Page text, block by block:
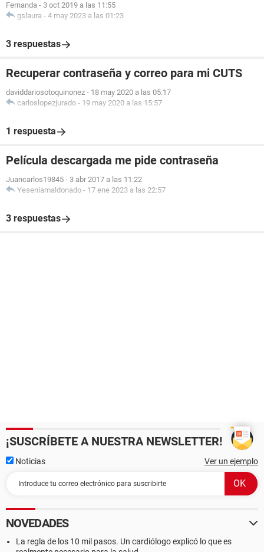
Fernanda - 3 oct 2019 a las 11:55
gslaura - 4 may 2023 a las 01:23
3 respuestas
Recuperar contraseña y correo para mi CUTS
daviddariosotoquinonez - 18 may 2020 a las 05:17
carloslopezjurado - 19 may 2020 a las 15:57
1 respuesta
Película descargada me pide contraseña
Juancarlos19845 - 3 abr 2017 a las 11:22
Yeseniamaldonado - 17 ene 2023 a las 22:57
3 respuestas
¡SUSCRÍBETE A NUESTRA NEWSLETTER!
Noticias Ver un ejemplo
NOVEDADES
La regla de los 10 mil pasos. Un cardiólogo explicó lo que es